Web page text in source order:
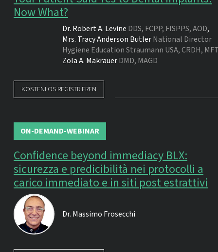
Now What?
Dr. Robert A. Levine DDS, FCPP, FISPPS, AOD,
Mrs. Tracy Anderson ButlerNational Director
Hygiene Education Straumann USA, CRDH, MFT
Zola A. MakrauerDMD, MAGD
KOSTENLOS REGISTRIEREN
ON-DEMAND-WEBINAR
Confidence beyond immediacy BLX:
sicurezza e predicibilità nei protocolli a
carico immediato e in siti post estrattivi
Dr. Massimo Frosecchi